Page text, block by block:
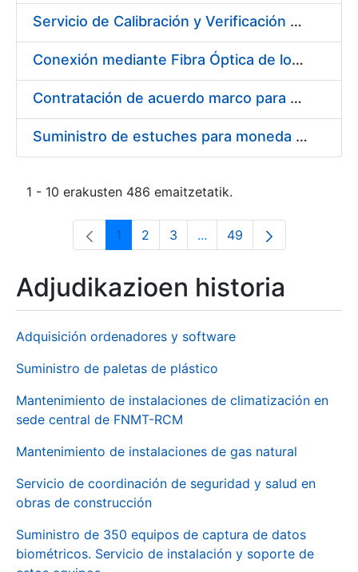
Servicio de Calibración y Verificación Externa de los Equipos de Medición del Servicio de Prevención de la FNMT-RCM
Conexión mediante Fibra Óptica de los Centros de Proceso de Datos (CPDs) de las sedes de la FNMT-RCM de Burgos y Madrid
Contratación de acuerdo marco para el Suministro de Material de Electricidad para la Fábrica Nacional de Moneda y Timbre-Real Casa de la Moneda en su centro de trabajo de Burgos
Suministro de estuches para moneda de 30 €
1 - 10 erakusten 486 emaitzetatik.
Orrialdea
1 Orrialdea
2 Orrialdea
3 ...Intermediate Pages Use
Orrialdea
49
Adjudikazioen historia
Adquisición ordenadores y software
Suministro de paletas de plástico
Mantenimiento de instalaciones de climatización en
sede central de FNMT-RCM
Mantenimiento de instalaciones de gas natural
Servicio de coordinación de seguridad y salud en
obras de construcción
Suministro de 350 equipos de captura de datos
biométricos. Servicio de instalación y soporte de